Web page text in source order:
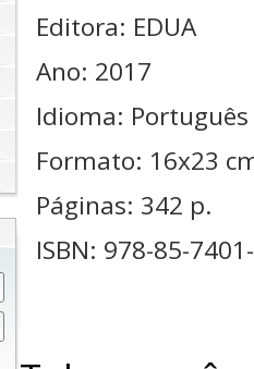
Editora: EDUA
Ano: 2017
Idioma: Português
Formato: 16x23
Páginas: 342 p.
ISBN: 978-85-